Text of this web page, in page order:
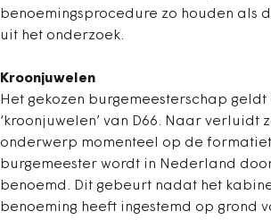
benoemingsprocedure zo houden als
uit het onderzoek.
Kroonjuwelen
Het gekozen burgemeesterschap geldt
‘kroonjuwelen’ van D66. Naar verluidt
onderwerp momenteel op de
burgemeester wordt in Nederland
benoemd. Dit gebeurt nadat het
benoeming heeft ingestemd op grond